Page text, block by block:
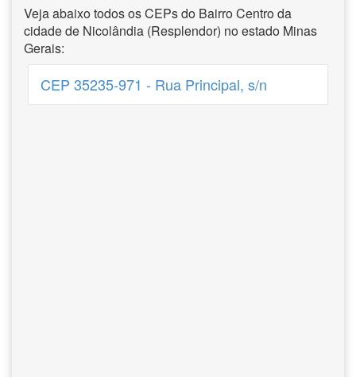
Veja abaixo todos os CEPs do Bairro Centro da
cidade de Nicolândia (Resplendor) no estado Minas
Gerais:
CEP 35235-971 - Rua Principal, s/n